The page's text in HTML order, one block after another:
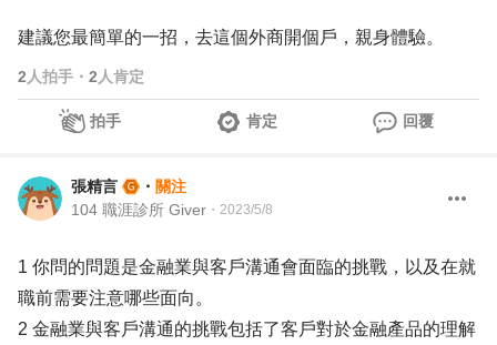
建議您最簡單的一招，去這個外商開個戶，親身體驗。
2 人拍手 ・ 2 人肯定
拍手 肯定 回覆
張精言 ・ 關注
104 職涯診所 Giver ・ 2023/5/8
1 你問的問題是金融業與客戶溝通會面臨的挑戰，以及在就
職前需要注意哪些面向。
2 金融業與客戶溝通的挑戰包括了客戶對於金融產品的理解